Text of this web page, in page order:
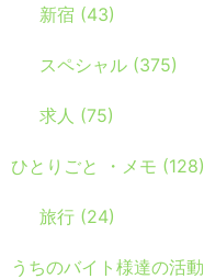
新宿 (43)
スペシャル (375)
求人 (75)
ひとりごと ・メモ (128)
旅行 (24)
うちのバイト様達の活動